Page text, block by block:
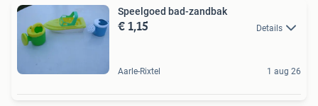
Speelgoed bad-zandbak
€ 1,15 Details
Aarle-Rixtel 1 aug 26